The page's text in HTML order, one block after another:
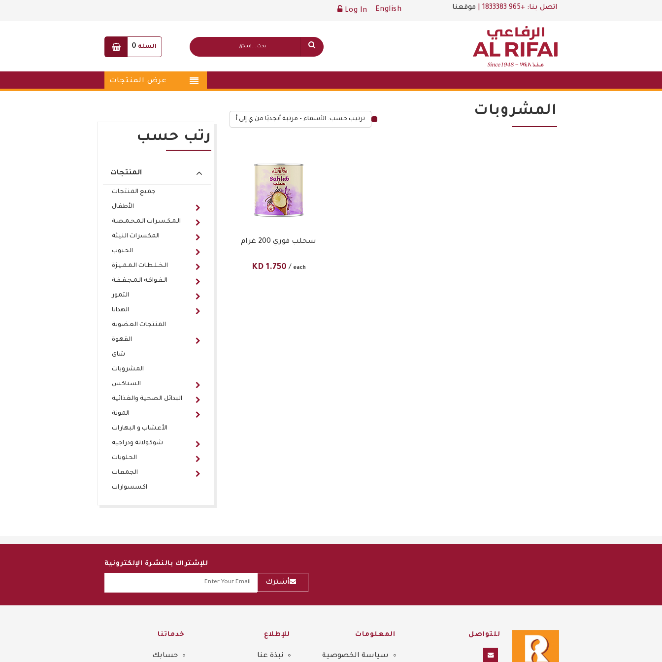
اتصل بنا: +965 1833383 موقعنا Log In English
السلة 0
عرض المنتجات
رتب حسب
المنتجات
جميع المنتجات
الأطفال
الـمـكـسـرات الـمـحـمـصـة
المكسرات النيئة
الحبوب
الـخـلـطـات الـمـمـيـزة
الـفـواكـه الـمـجـفـفـة
التمور
الهدايا
المنتجات العضوية
القهوة
شاى
المشروبات
السناكس
البدائل الصحية والغذائية
المونة
الأعشاب و البهارات
شوكولاتة ودراجيه
الحلويات
الجمعات
اكسسوارات
المشروبات ترتيب حسب: الأسماء - مرتبة أبجديًا من ي إلى أ
سحلب فوري 200 غرام
KD 1.750 / each
للإشتراك بالنشرة الإلكترونية
أشترك
للتواصل المعلومات
Sitemap
سياسة الخصوصية
للإطلاع
نبذة عنا
خدماتنا
حسابك